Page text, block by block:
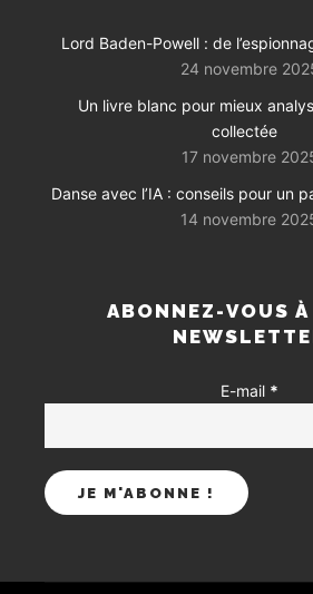
Lord Baden-Powell : de
24 novembre
Un livre blanc pour mieux
collectée
17 novembre
Danse avec l’IA : conseils pour un
14 novembre
ABONNEZ-VOUS À
E-mail *